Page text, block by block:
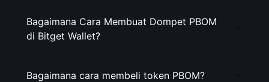
Bagaimana Cara Membuat Dompet PBOM
di Bitget Wallet?
Bagaimana cara membeli token PBOM?